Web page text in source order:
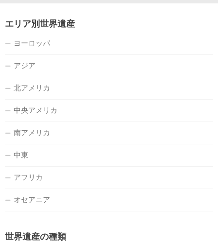
エリア別世界遺産
ヨーロッパ
アジア
北アメリカ
中央アメリカ
南アメリカ
中東
アフリカ
オセアニア
世界遺産の種類